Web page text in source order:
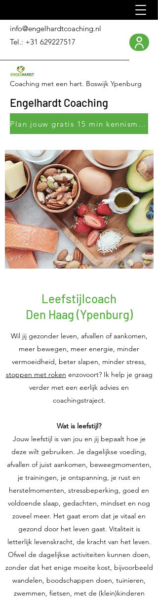
info@engelhardtcoaching.nl
Coaching met een hart. Boswijk Ypenburg
Plan jouw gratis 15 min kennismakingsgesprek
Tel.: +31 629227517
Engelhardt Coaching
Leefstijlcoach
Den Haag (Ypenburg)
Wil jij gezonder leven, afvallen of aankomen,
meer bewegen, meer energie, minder
vermoeidheid, beter slapen, minder stress,
stoppen met roken enzovoort? Ik help je graag
verder met een eerlijk advies en
coachingstraject.
Wat is leefstijl?
Jouw leefstijl is van jou en jij bepaalt hoe je
deze wilt gebruiken. Je dagelijkse voeding,
afvallen of juist aankomen, beweegmomenten,
je trainingen, je ontspanning, je rust en
herstelmomenten, stressbeperking, goed en
voldoende slaap, gedachten, mindset en nog
zoveel meer. Het gaat erom dat je vitaal en
gezond door het leven gaat. Vitaliteit is
letterlijk levenskracht, de kracht van het leven.
Ofwel de dagelijkse activiteiten kunnen doen,
zonder dat het enige moeite kost, bijvoorbeeld
wandelen, boodschappen doen, tuinieren,
zwemmen, fietsen, met de (klein)kinderen